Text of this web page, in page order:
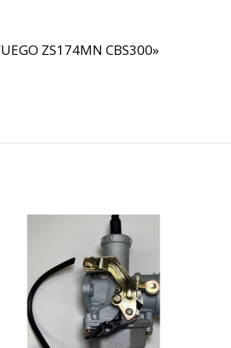
ZS174MN CBS300»